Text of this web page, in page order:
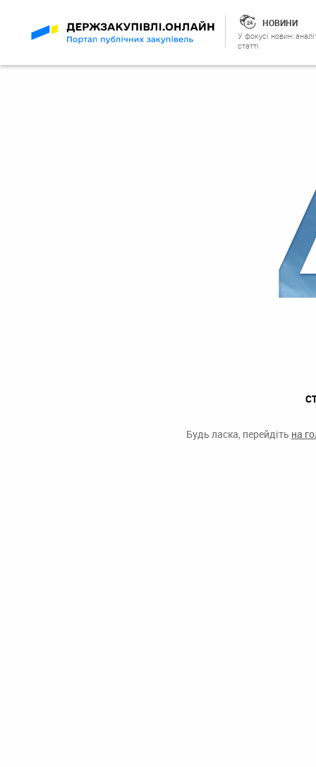
НОВИНИ
У фокусі новин:
статті
Будь ласка, перейдіть на